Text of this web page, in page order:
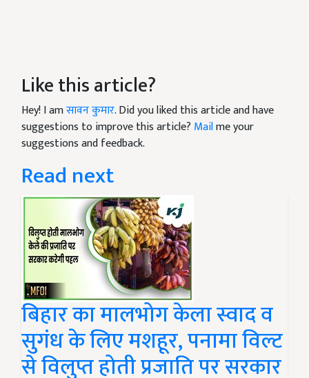
Like this article?
Hey! I amसावन कुमार. Did you liked this article and have
suggestions to improve this article? Mailme your
suggestions and feedback.
Read next
बिहार का मालभोग केला स्वाद व
सुगंध के लिए मशहूर, पनामा विल्ट
से विलुप्त होती प्रजाति पर सरकार